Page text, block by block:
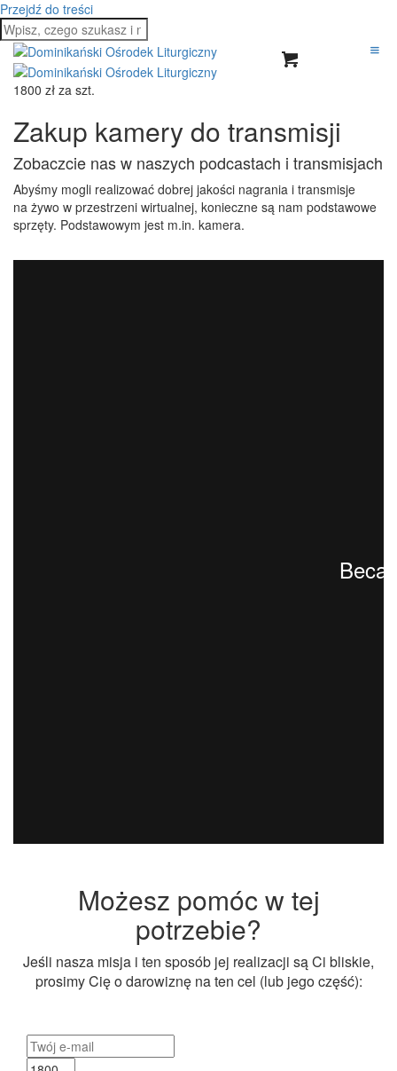
Przejdź do treści
1800 zł za szt.
Zakup kamery do transmisji
Zobaczcie nas w naszych podcastach i transmisjach
Abyśmy mogli realizować dobrej jakości nagrania i transmisje
na żywo w przestrzeni wirtualnej, konieczne są nam podstawowe
sprzęty. Podstawowym jest m.in. kamera.
Możesz pomóc w tej
potrzebie?
Jeśli nasza misja i ten sposób jej realizacji są Ci bliskie,
prosimy Cię o darowiznę na ten cel (lub jego część):